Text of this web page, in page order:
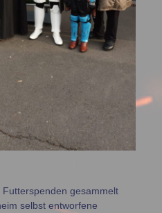
gesammelt
selbst entworfene